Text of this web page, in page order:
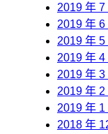
2019 年 7
2019 年 6
2019 年 5
2019 年 4
2019 年 3
2019 年 2
2019 年 1
2018 年